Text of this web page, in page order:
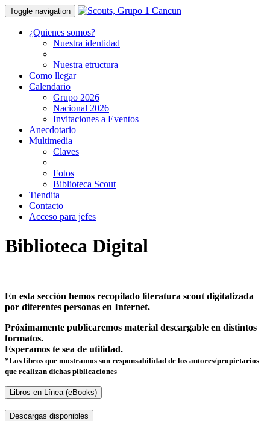
Toggle navigation
¿Quienes somos?
Nuestra identidad
Nuestra etructura
Como llegar
Calendario
Grupo 2026
Nacional 2026
Invitaciones a Eventos
Anecdotario
Multimedia
Claves
Fotos
Biblioteca Scout
Tiendita
Contacto
Acceso para jefes
Biblioteca Digital
En esta sección hemos recopilado literatura scout digitalizada
por diferentes personas en Internet.
Próximamente publicaremos material descargable en distintos
formatos.
Esperamos te sea de utilidad.
*Los libros que mostramos son responsabilidad de los autores/propietarios
que realizan dichas piblicaciones
Libros en Línea (eBooks)
Descargas disponibles